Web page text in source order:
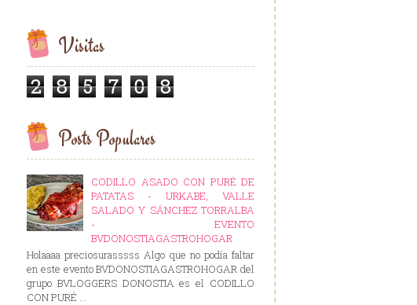
Visitas
2 8 5 7 0 8
Posts Populares
CODILLO ASADO CON PURÉ DE
PATATAS - URKABE, VALLE
SALADO Y SÁNCHEZ TORRALBA
- EVENTO
BVDONOSTIAGASTROHOGAR
Holaaaa preciosurasssss Algo que no podía faltar
en este evento BVDONOSTIAGASTROHOGAR del
grupo BVLOGGERS DONOSTIA es el CODILLO
CON PURÉ ...